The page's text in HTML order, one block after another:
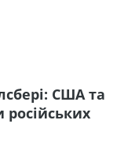
США та